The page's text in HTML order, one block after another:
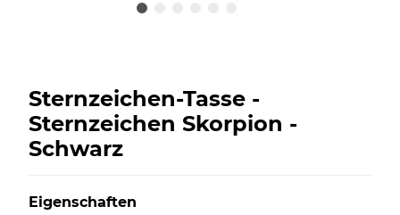
Sternzeichen-Tasse -
Sternzeichen Skorpion -
Schwarz
Eigenschaften